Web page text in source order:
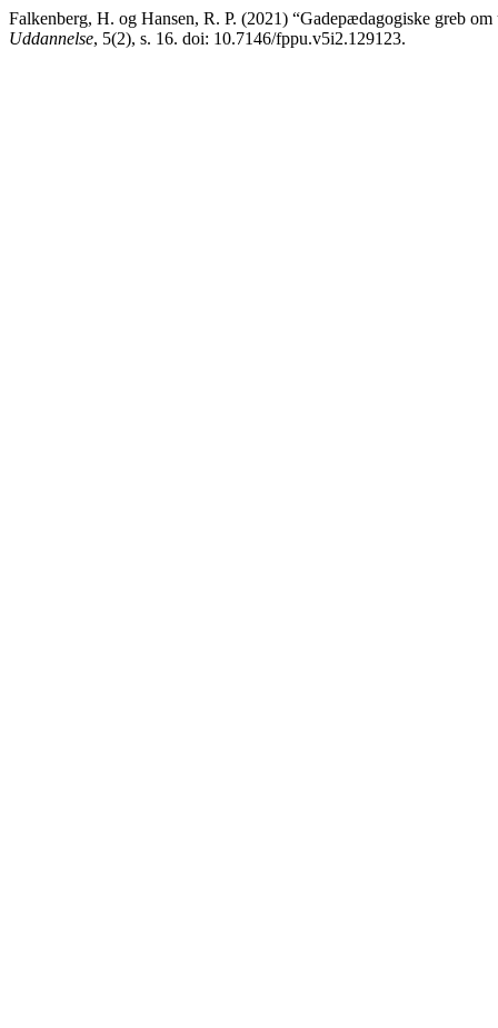
Falkenberg, H. og Hansen, R. P. (2021) “Gadepædagogiske greb
Uddannelse, 5(2), s. 16. doi: 10.7146/fppu.v5i2.129123.